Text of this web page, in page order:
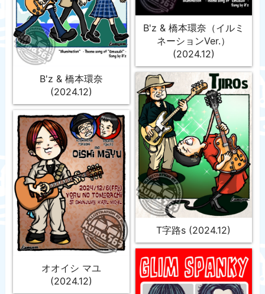
B'z & 橋本環奈（イルミ
ネーションVer.）
(2024.12)
B'z & 橋本環奈
(2024.12)
T字路s (2024.12)
オオイシ マユ
(2024.12)